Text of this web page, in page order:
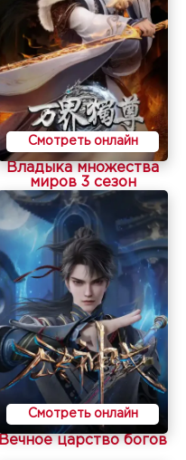
Смотреть онлайн
Владыка множества
миров 3 сезон
Смотреть онлайн
Вечное царство богов